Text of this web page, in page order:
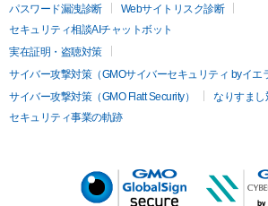
パスワード漏洩診断
Webサイトリスク診断
セキュリティ相談AIチャットボット
実在証明・盗聴対策
サイバー攻撃対策（GMOサイバーセキュリティ byイエ
サイバー攻撃対策（GMO Flatt Security）
なりすまし
セキュリティ事業の軌跡